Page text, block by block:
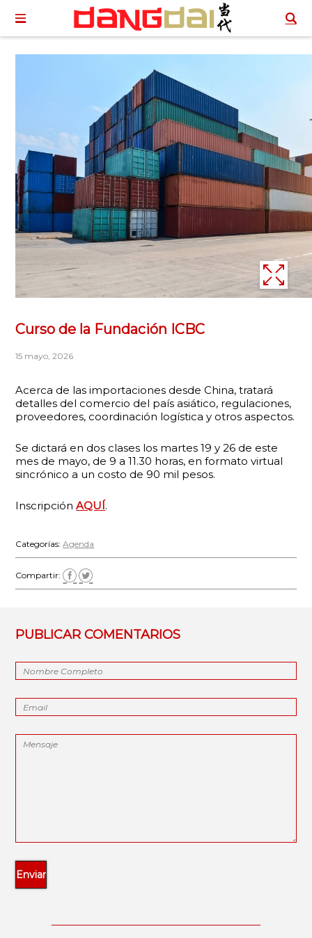
Curso de la Fundación ICBC
15 mayo, 2026
Acerca de las importaciones desde China, tratará
detalles del comercio del país asiático, regulaciones,
proveedores, coordinación logística y otros aspectos.
Se dictará en dos clases los martes 19 y 26 de este
mes de mayo, de 9 a 11.30 horas, en formato virtual
sincrónico a un costo de 90 mil pesos.
InscripciónAQUÍ.
Categorías:Agenda
Compartir:
PUBLICAR COMENTARIOS